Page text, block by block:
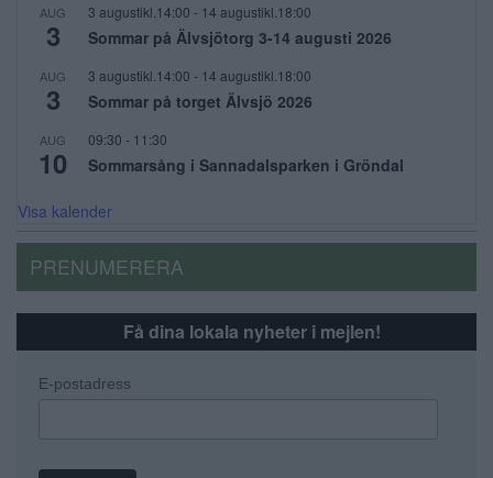
AUG
3
3 augustikl.14:00 - 14 augustikl.18:00
Sommar på Älvsjötorg 3-14 augusti 2026
AUG
3
3 augustikl.14:00 - 14 augustikl.18:00
Sommar på torget Älvsjö 2026
AUG
10
09:30 - 11:30
Sommarsång i Sannadalsparken i Gröndal
Visa kalender
PRENUMERERA
Få dina lokala nyheter i mejlen!
E-postadress